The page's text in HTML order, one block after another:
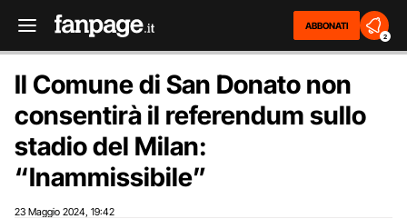
ABBONATI
2
Il Comune di San Donato non
consentirà il referendum sullo
stadio del Milan:
“Inammissibile”
23 Maggio 2024 19:42